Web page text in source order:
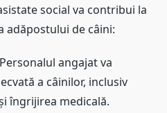
social va contribui la
adăpostului de câini:
angajat va
a câinilor, inclusiv
îngrijirea medicală.